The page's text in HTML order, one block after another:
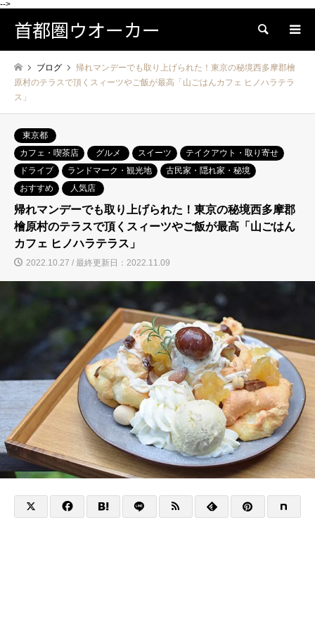
-->
首都圏ウオーカー 検索
ブログ
帰れマンデーでも取り上げられた！東京の秘境西多摩郡檜
原村のテラスで頂くスィーツやご飯が最高「山ごはんカフェ ヒノハラテラ
ス」
東京都
カフェ・喫茶店
グルメ スイーツ
テイクアウト・取り寄せ
ドライブ
ランドマーク・観光地
古民家・隠れ家・秘境
おすすめ
人気店
帰れマンデーでも取り上げられた！東京の秘境西多摩郡
檜原村のテラスで頂くスィーツやご飯が最高「山ごはん
カフェ ヒノハラテラス」
2022.10.27 / 最終更新日：2022.11.09